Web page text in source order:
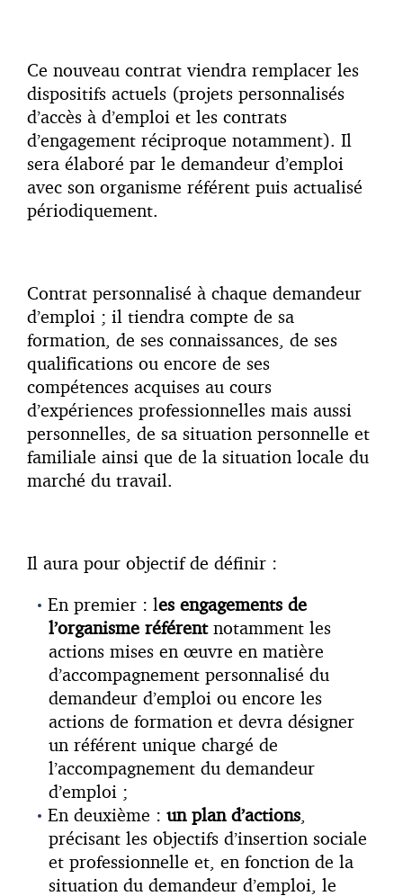
Ce nouveau contrat viendra remplacer les
dispositifs actuels (projets personnalisés
d’accès à d’emploi et les contrats
d’engagement réciproque notamment). Il
sera élaboré par le demandeur d’emploi
avec son organisme référent puis actualisé
périodiquement.
Contrat personnalisé à chaque demandeur
d’emploi ; il tiendra compte de sa
formation, de ses connaissances, de ses
qualifications ou encore de ses
compétences acquises au cours
d’expériences professionnelles mais aussi
personnelles, de sa situation personnelle et
familiale ainsi que de la situation locale du
marché du travail.
Il aura pour objectif de définir :
En premier : les engagements de
l’organisme référentnotamment les
actions mises en œuvre en matière
d’accompagnement personnalisé du
demandeur d’emploi ou encore les
actions de formation et devra désigner
un référent unique chargé de
l’accompagnement du demandeur
d’emploi ;
En deuxième : un plan d’actions,
précisant les objectifs d’insertion sociale
et professionnelle et, en fonction de la
situation du demandeur d’emploi, le